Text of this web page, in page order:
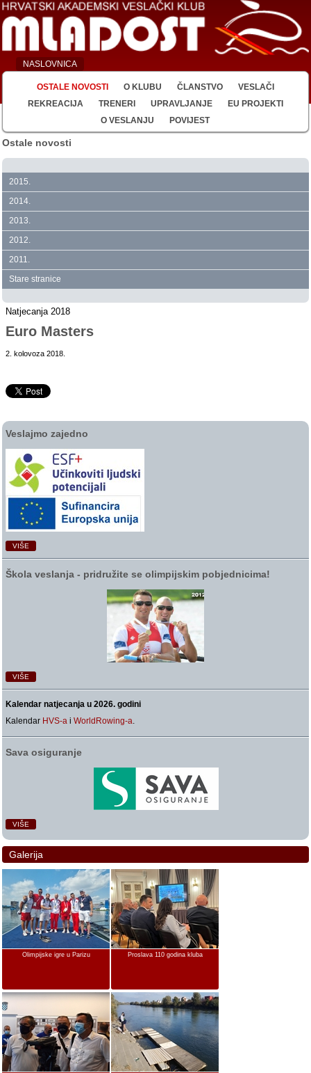
NASLOVNICA
OSTALE NOVOSTI O KLUBU ČLANSTVO
VESLAČI
REKREACIJA
TRENERI UPRAVLJANJE
EU PROJEKTI
O VESLANJU
POVIJEST
Ostale novosti
2015.
2014.
2013.
2012.
2011.
Stare stranice
Natjecanja 2018
Euro Masters
2. kolovoza 2018.
Veslajmo zajedno
VIŠE
Škola veslanja ‑ pridružite se olimpijskim pobjednicima!
VIŠE
Kalendar natjecanja u 2026. godini
Kalendar HVS-a iWorldRowing-a.
Sava osiguranje
VIŠE
Galerija
Olimpijske igre u Parizu Proslava 110 godina kluba